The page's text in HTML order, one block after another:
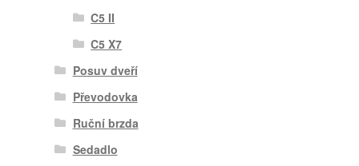
C5 II
C5 X7
Posuv dveří
Převodovka
Ruční brzda
Sedadlo